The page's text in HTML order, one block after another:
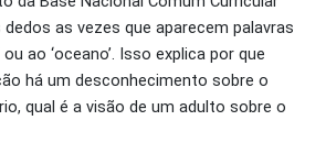
as vezes que aparecem palavras
ao ‘oceano’. Isso explica por que
há um desconhecimento sobre o
qual é a visão de um adulto sobre o